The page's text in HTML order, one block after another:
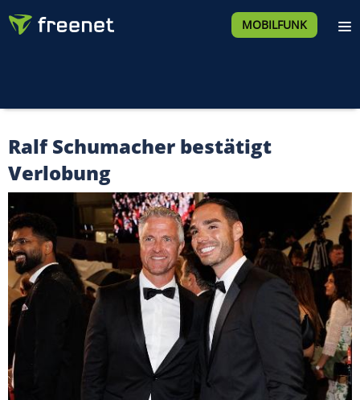
MOBILFUNK
Ralf Schumacher bestätigt
Verlobung